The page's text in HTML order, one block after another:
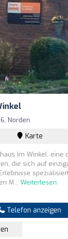
Norden
Karte
Im Winkel, eine
die sich auf
M... Weiterlesen
Telefon anzeigen